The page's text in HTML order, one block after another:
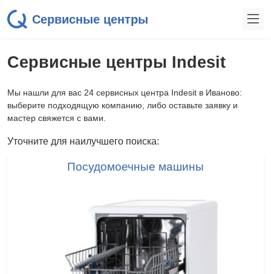
Сервисные центры
Сервисные центры Indesit
Мы нашли для вас 24 сервисных центра Indesit в Иваново:
выберите подходящую компанию, либо оставьте заявку и
мастер свяжется с вами.
Уточните для наилучшего поиска:
Посудомоечные машины